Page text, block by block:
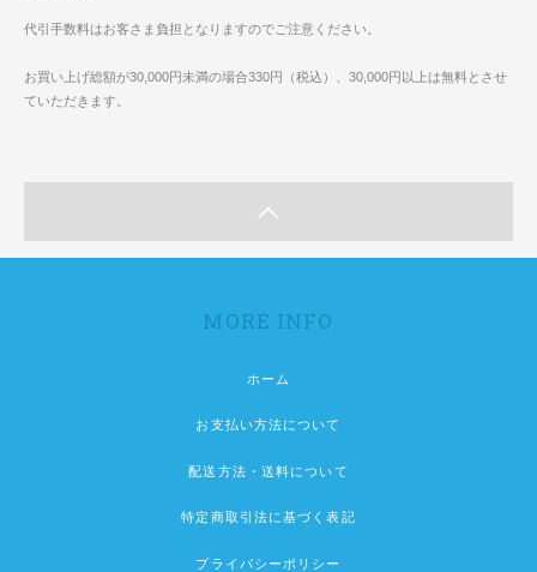
代引手数料はお客さま負担となりますのでご注意ください。
お買い上げ総額が30,000円未満の場合330円（税込）、30,000円以上は無料とさせ
ていただきます。
MORE INFO
ホーム
お支払い方法について
配送方法・送料について
特定商取引法に基づく表記
プライバシーポリシー